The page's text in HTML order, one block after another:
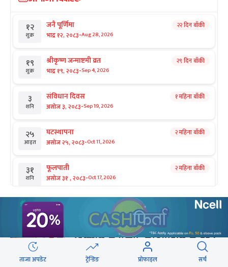
१२
शुक्र
जनै पूर्णिमा
भाद्र १२, २०८३-Aug 28, 2026
२२ दिन बाँकी
१९
शुक्र
श्रीकृष्ण जन्माष्टमी व्रत
भाद्र १९, २०८३-Sep 4, 2026
२९ दिन बाँकी
३
शनि
संविधान दिवस
असोज ३, २०८३-Sep 19, 2026
१ महिना बाँकी
२५
आइत
घटस्थापना
असोज २५, २०८३-Oct 11, 2026
२ महिना बाँकी
३१
शनि
फूलपाती
असोज ३१ , २०८३-Oct 17, 2026
२ महिना बाँकी
१
आइत
कार्तिक सङ्क्रान्ति
कार्तिक १, २०८३ Oct 18, 2026
२ महिना बाँकी
३
मंगल
महानवमी
Oct 20, 2026
२ महिना बाँकी
सिफारिस
दिल्लीले के पढ्यो, काठमाडौंले के बुझ्ने
ताजा अपडेट ट्रेन्डिङ प्रोफाइल सर्च